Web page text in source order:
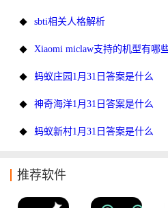
sbti相关人格解析
Xiaomi miclaw支持的机型有哪
蚂蚁庄园1月31日答案是什么
神奇海洋1月31日答案是什么
蚂蚁新村1月31日答案是什么
推荐软件